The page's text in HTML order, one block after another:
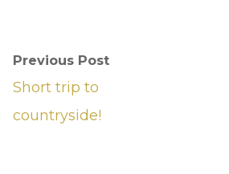
Previous Post
Short trip to
countryside!